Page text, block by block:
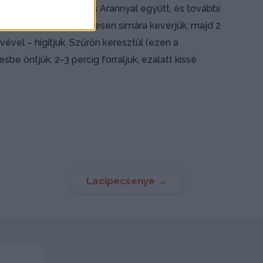
adjuk a Piros Arannyal együtt, és további
hideg vízzel teljesen simára keverjük, majd 2
– hígítjuk. Szűrőn keresztül (ezen a
öntjük. 2-3 percig forraljuk, ezalatt kissé
Lacipecsenye →